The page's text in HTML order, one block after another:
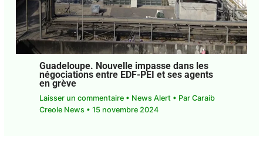
Guadeloupe. Nouvelle impasse dans les
négociations entre EDF-PEI et ses agents
en grève
Laisser un commentaire • News Alert• Par Caraib
Creole News • 15 novembre 2024